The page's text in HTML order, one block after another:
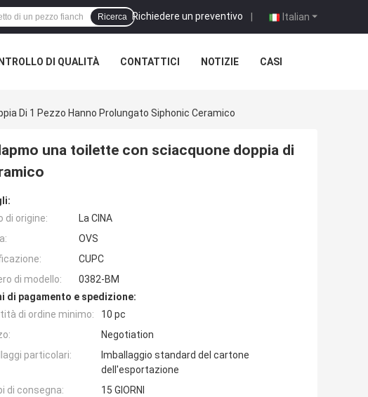
Italian
Richiedere un preventivo |
Ricerca
DI QUALITÀ CONTATTICI NOTIZIE CASI
Di 1 Pezzo Hanno Prolungato Siphonic Ceramico
una toilette con sciacquone doppia di
di origine:
La CINA
OVS
CUPC
di modello:
0382-BM
di pagamento e spedizione:
di ordine minimo:
10 pc
Negotiation
particolari:
Imballaggio standard del cartone
dell'esportazione
di consegna:
15 GIORNI